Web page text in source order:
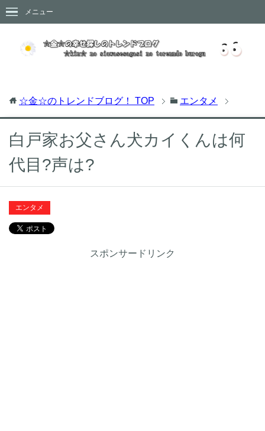
メニュー
☆金☆のトレンドブログ！ TOP エンタメ
白戸家お父さん犬カイくんは何
代目?声は?
エンタメ
スポンサードリンク